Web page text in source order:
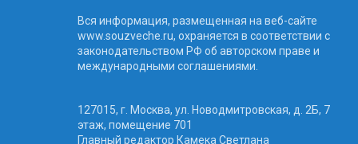
Вся информация, размещенная на веб-сайте
www.souzveche.ru, охраняется в соответствии с
законодательством РФ об авторском праве и
международными соглашениями.
127015, г. Москва, ул. Новодмитровская, д. 2Б, 7
этаж, помещение 701
Главный редактор Камека Светлана